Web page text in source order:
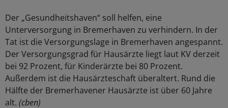
Der „Gesundheitshaven“ soll helfen, eine
Unterversorgung in Bremerhaven zu verhindern. In der
Tat ist die Versorgungslage in Bremerhaven angespannt.
Der Versorgungsgrad für Hausärzte liegt laut KV derzeit
bei 92 Prozent, für Kinderärzte bei 80 Prozent.
Außerdem ist die Hausärzteschaft überaltert. Rund die
Hälfte der Bremerhavener Hausärzte ist über 60 Jahre
alt. (cben)